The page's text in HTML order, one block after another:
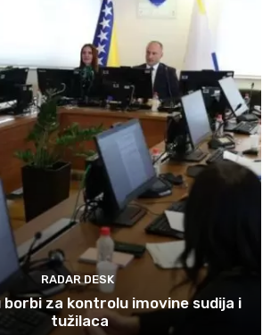
RADAR DESK
borbi za kontrolu imovine sudija i
tužilaca